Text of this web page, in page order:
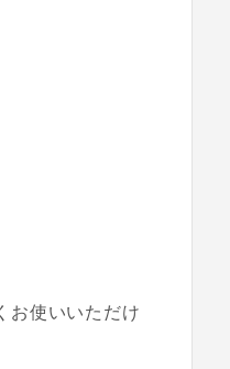
お使いいただけ